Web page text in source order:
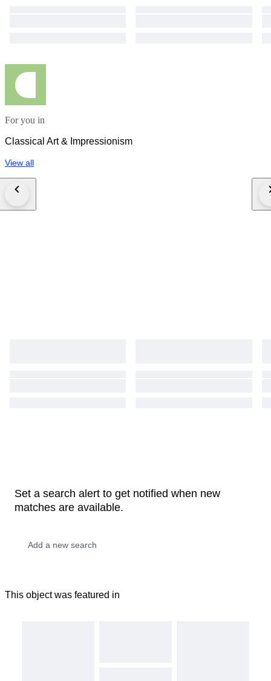
For you in
Classical Art & Impressionism
View all
Set a search alert to get notified when new
matches are available.
This object was featured in